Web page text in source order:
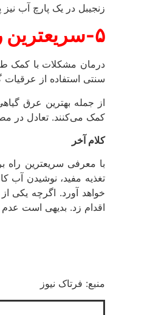
زنجیبل در یک پارچ آب
۵-سریعترین راه لاغری شکم و پهلو طب سنتی
درمان مشکلات با کمک
سنتی استفاده از
از جمله بهترین عرق
کمک می‌کنند. تعادل در
کلام آخر
با معرفی سریعترین راه
تغذیه مفید، نوشیدن آب
خواهد آورد. اگرچه یکی
اقدام زد. بدیهی است
منبع: فرتاک نیوز